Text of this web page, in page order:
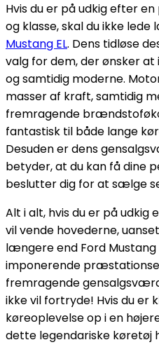
Hvis du er på udkig efter
og klasse, skal du ikke
Mustang EL. Dens tidløse
valg for dem, der ønsker
og samtidig moderne.
masser af kraft, samtidig
fremragende
fantastisk til både lange
Desuden er dens
betyder, at du kan få dine
beslutter dig for at sælge
Alt i alt, hvis du er på udkig
vil vende hovederne,
længere end Ford Mustang
imponerende
fremragende
ikke vil fortryde! Hvis du er
køreoplevelse op i en
dette legendariske køretøj